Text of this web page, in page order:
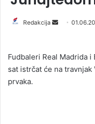
Redakcija
d
a
Fudbaleri Real Madrida
sat istrčat će na
prvaka.